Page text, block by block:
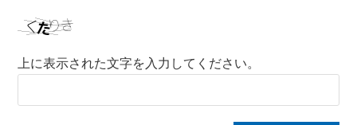
上に表示された文字を入力してください。